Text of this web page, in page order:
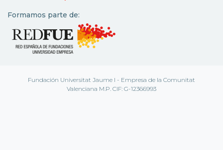
Formamos parte de:
Fundación Universitat Jaume I - Empresa de la Comunitat
Valenciana M.P. CIF: G-12366993